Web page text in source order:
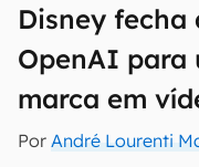
Disney fecha
OpenAI para
marca em
Por André Lourenti
E-mail